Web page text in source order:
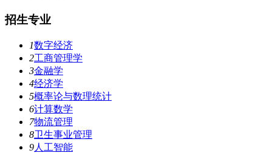
招生专业
1数字经济
2工商管理学
3金融学
4经济学
5概率论与数理统计
6计算数学
7物流管理
8卫生事业管理
9人工智能